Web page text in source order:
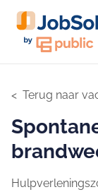
Terug naar